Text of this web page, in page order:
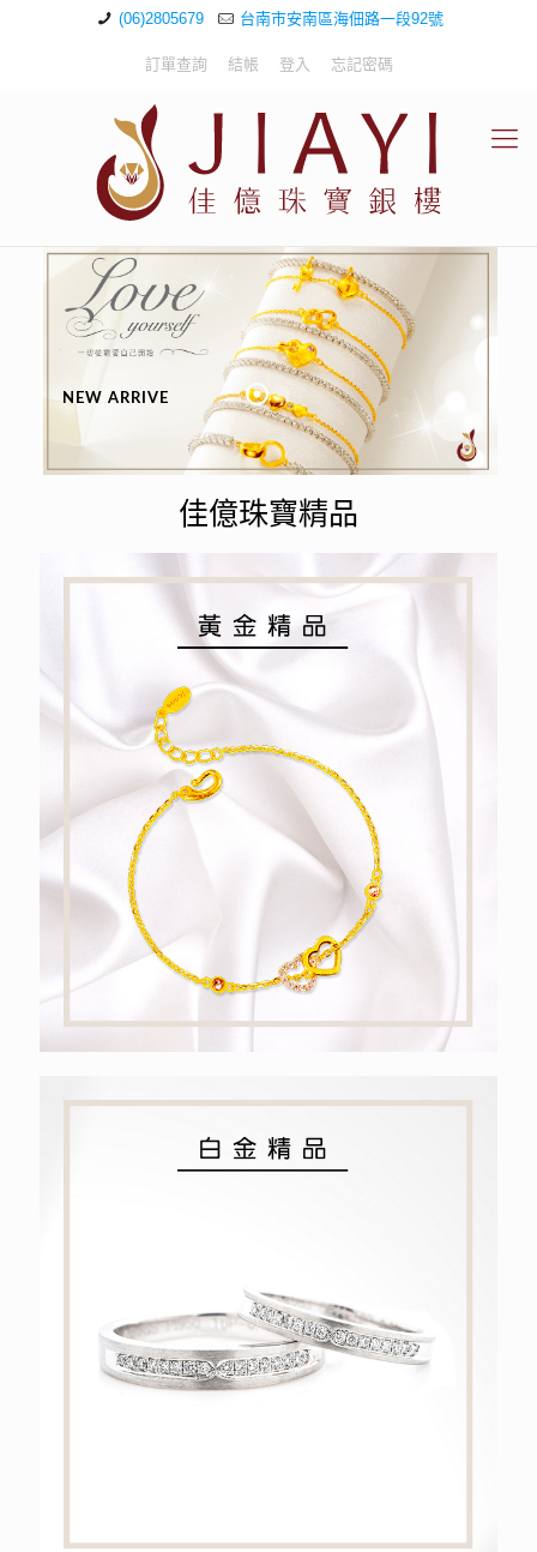
(06)2805679 台南市安南區海佃路一段92號
訂單查詢 結帳 登入 忘記密碼
NEW ARRIVE
佳億珠寶精品
純金祝福
白金精品
潔白純淨